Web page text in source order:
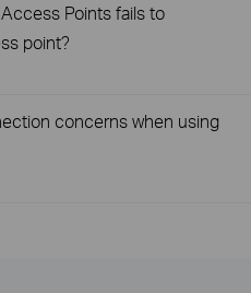
Points fails to
point?
concerns when using